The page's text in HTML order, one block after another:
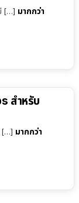
[…] มากกว่า
สำหรับ
[…] มากกว่า